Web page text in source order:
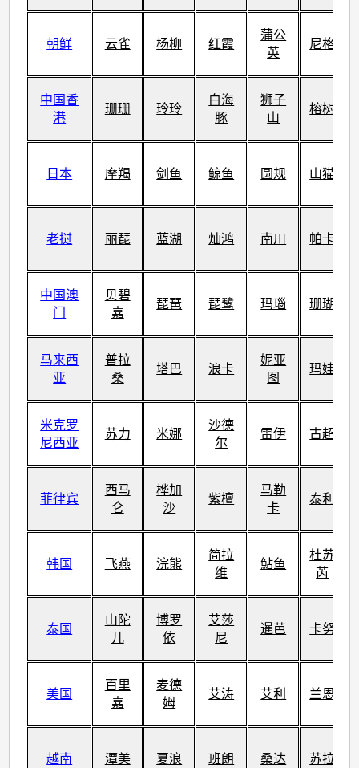
朝鲜 云雀 杨柳 红霞
蒲公
英
尼格
中国香
港
珊珊 玲玲
白海
豚
狮子
山
榕树
日本 摩羯 剑鱼 鲸鱼 圆规 山猫
老挝 丽琵 蓝湖 灿鸿 南川 帕卡
中国澳
门
贝碧
嘉
琵琶 琵鹭 玛瑙 珊瑚
马来西
亚
普拉
桑
塔巴 浪卡
妮亚
图
玛娃
米克罗
尼西亚
苏力 米娜
沙德
尔
雷伊 古超
菲律宾
西马
仑
桦加
沙
紫檀
马勒
卡
泰利
韩国 飞燕 浣熊
简拉
维
鮎鱼
杜苏
芮
泰国
山陀
儿
博罗
依
艾莎
尼
暹芭 卡努
美国
百里
嘉
麦德
姆
艾涛 艾利 兰恩
越南 潭美 夏浪 班朗 桑达 苏拉